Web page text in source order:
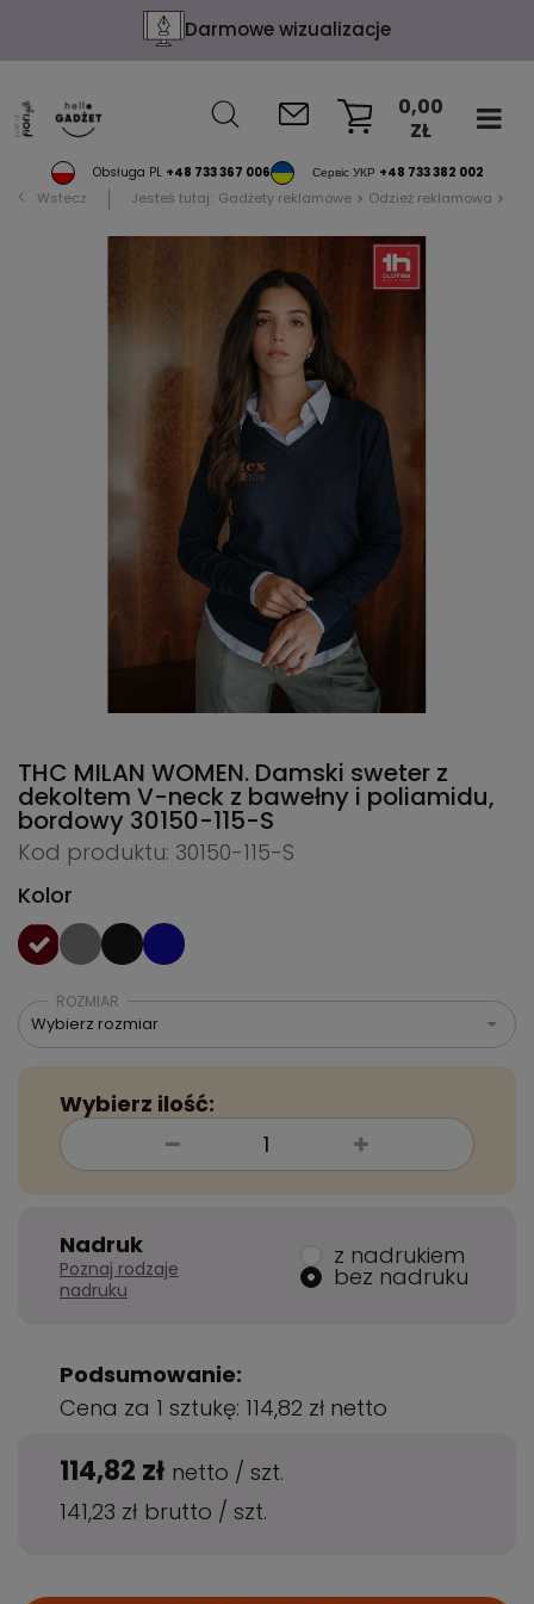
Darmowe wizualizacje
Obsługa PL +48 733 367 006 Сервіс УКР +48 733 382 002
0,00
ZŁ
Wstecz Jesteś tutaj: Gadżety reklamowe Odzież reklamowa
THC MILAN WOMEN. Damski sweter z
dekoltem V-neck z bawełny i poliamidu,
bordowy 30150-115-S
Kod produktu: 30150-115-S
Kolor
ROZMIAR
Wybierz rozmiar
Wybierz ilość:
Nadruk
Poznaj rodzaje
nadruku
z nadrukiem
bez nadruku
Podsumowanie:
Cena za 1 sztukę: 114,82 zł netto
114,82 zł netto / szt.
141,23 zł brutto / szt.